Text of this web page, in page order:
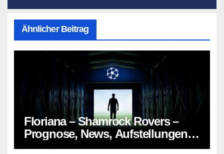
Ähnlicher Beitrag
Floriana – Shamrock Rovers –
Prognose, News, Aufstellungen &
Tipp